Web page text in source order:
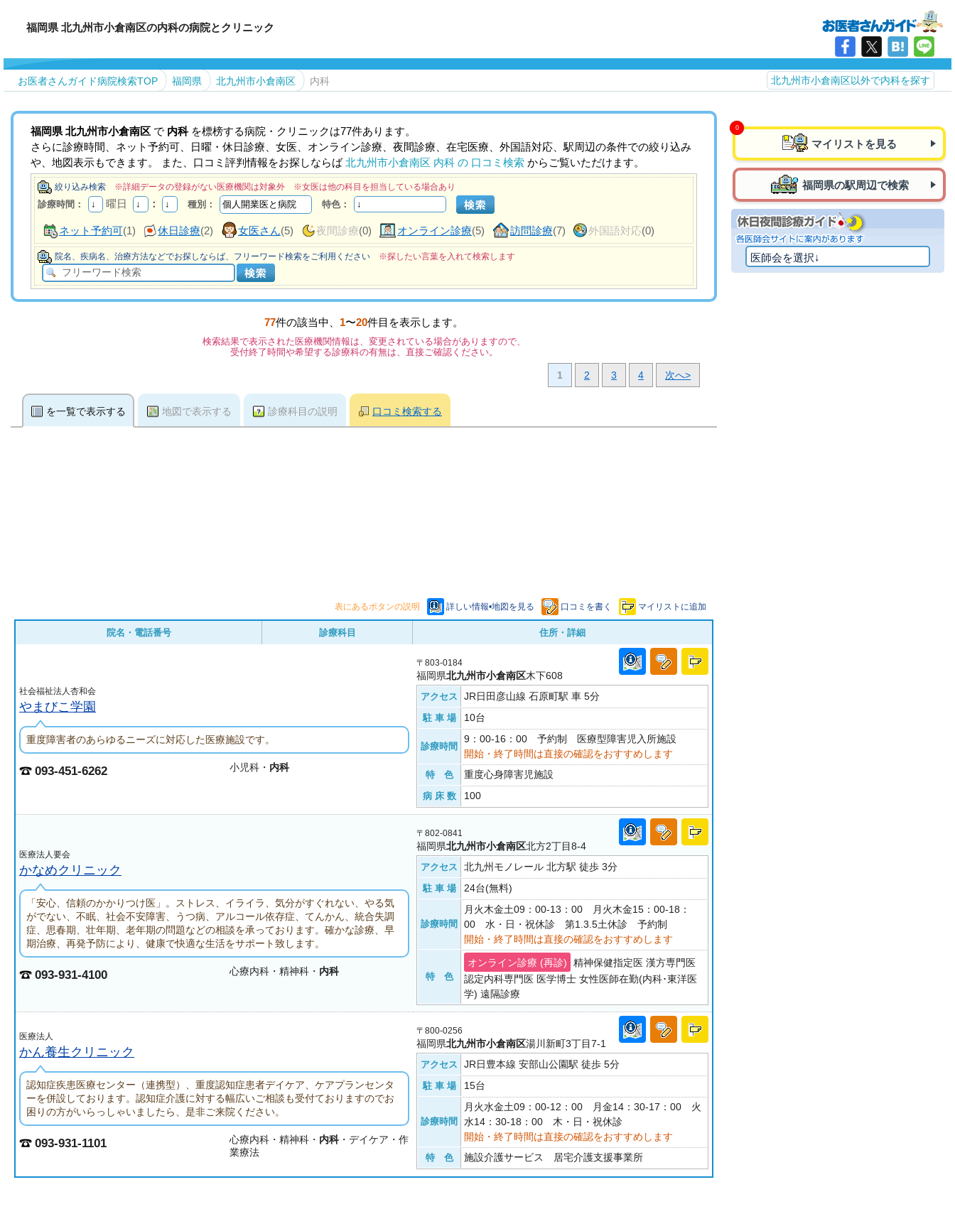
福岡県 北九州市小倉南区の内科の病院とクリニック
お医者さんガイド病院検索TOP 福岡県 北九州市小倉南区 内科 北九州市小倉南区以外で内科を探す
福岡県 北九州市小倉南区 で 内科を標榜する病院・クリニックは77件あります。
さらに診療時間、ネット予約可、日曜・休日診療、女医、オンライン診療、夜間診療、在宅医療、外国語対応、駅周辺の条件での絞り込み
や、地図表示もできます。 また、口コミ評判情報をお探しならば北九州市小倉南区 内科 の 口コミ検索 からご覧いただけます。
絞り込み検索 ※詳細データの登録がない医療機関は対象外 ※女医は他の科目を担当している場合あり
診療時間： 曜日 ： 種別： 特色：
ネット予約可(1) 休日診療(2) 女医さん(5) 夜間診療(0) オンライン診療(5) 訪問診療(7) 外国語対応(0)
院名、疾病名、治療方法などでお探しならば、フリーワード検索をご利用ください ※探したい言葉を入れて検索します
77件の該当中、 1〜20件目を表示します。
検索結果で表示された医療機関情報は、変更されている場合がありますので、
受付終了時間や希望する診療科の有無は、直接ご確認ください。
1 2 3 4 次へ>
を一覧で表示する 地図で表示する 診療科目の説明 口コミ検索する
表にあるボタンの説明 詳しい情報•地図を見る 口コミを書く マイリストに追加
院名・電話番号 診療科目 住所・詳細
社会福祉法人杏和会
やまびこ学園
重度障害者のあらゆるニーズに対応した医療施設です。
093-451-6262 小児科・ 内科
〒803-0184
福岡県北九州市小倉南区木下608
アクセス JR日田彦山線 石原町駅 車 5分
駐 車 場 10台
診療時間
9：00-16：00 予約制 医療型障害児入所施設
開始・終了時間は直接の確認をおすすめします
特 色 重度心身障害児施設
病 床 数 100
医療法人要会
かなめクリニック
「安心、信頼のかかりつけ医」。ストレス、イライラ、気分がすぐれない、やる気
がでない、不眠、社会不安障害、うつ病、アルコール依存症、てんかん、統合失調
症、思春期、壮年期、老年期の問題などの相談を承っております。確かな診療、早
期治療、再発予防により、健康で快適な生活をサポート致します。
093-931-4100 心療内科・精神科・ 内科
〒802-0841
福岡県北九州市小倉南区北方2丁目8-4
アクセス 北九州モノレール 北方駅 徒歩 3分
駐 車 場 24台(無料)
診療時間
月火木金土09：00-13：00 月火木金15：00-18：
00 水・日・祝休診 第1.3.5土休診 予約制
開始・終了時間は直接の確認をおすすめします
特 色
オンライン診療 (再診)
精神保健指定医 漢方専門医
認定内科専門医 医学博士 女性医師在勤(内科･東洋医
学) 遠隔診療
医療法人
かん養生クリニック
認知症疾患医療センター（連携型）、重度認知症患者デイケア、ケアプランセンタ
ーを併設しております。認知症介護に対する幅広いご相談も受付ておりますのでお
困りの方がいらっしゃいましたら、是非ご来院ください。
093-931-1101 心療内科・精神科・ 内科・デイケア・作
業療法
〒800-0256
福岡県北九州市小倉南区湯川新町3丁目7-1
アクセス JR日豊本線 安部山公園駅 徒歩 5分
駐 車 場 15台
診療時間
月火水金土09：00-12：00 月金14：30-17：00 火
水14：30-18：00 木・日・祝休診
開始・終了時間は直接の確認をおすすめします
特 色 施設介護サービス 居宅介護支援事業所
マイリストを見る
福岡県の駅周辺で検索